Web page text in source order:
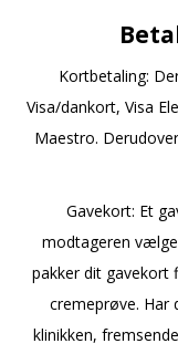
Kortbetaling:
Visa/dankort, Visa
Maestro.
Gavekort: Et
modtageren
pakker dit gavekort
cremeprøve. Har
klinikken,